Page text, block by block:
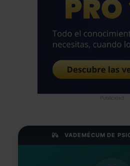
Publicidad
VADEMÉCUM DE